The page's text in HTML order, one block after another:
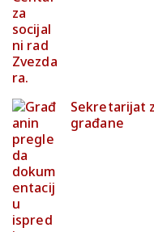
Sekretarijat
građane